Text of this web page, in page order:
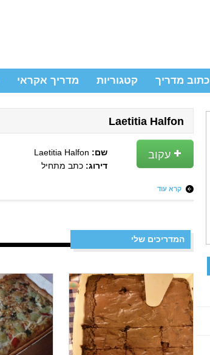
כתוב מדריך קטגוריות מדריך אקראי
Laetitia Halfon
עקוב שם: Laetitia Halfon
דירוג: כתב מתחיל
קרא עוד
המדריכים שלי